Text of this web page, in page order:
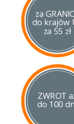
za
do krajów
za 55 zł
ZWROT
do 100